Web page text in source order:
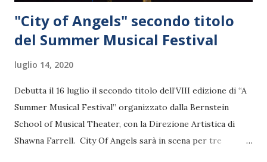
"City of Angels" secondo titolo
del Summer Musical Festival
luglio 14, 2020
Debutta il 16 luglio il secondo titolo dell’VIII edizione di “A
Summer Musical Festival” organizzato dalla Bernstein
School of Musical Theater, con la Direzione Artistica di
Shawna Farrell. City Of Angels sarà in scena per tre